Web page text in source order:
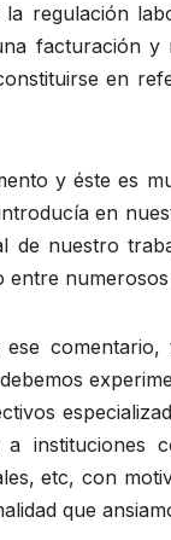
regulación
facturación
en
y éste es
en
de nuestro
entre
instituciones
etc, con
que